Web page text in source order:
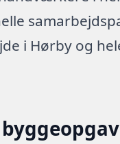
i Hørby og